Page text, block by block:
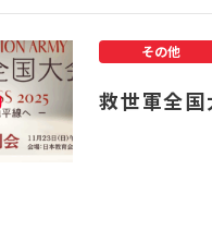
救世軍全
その他